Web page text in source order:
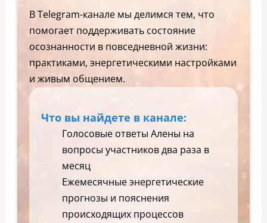
В Telegram-канале мы делимся тем, что
помогает поддерживать состояние
осознанности в повседневной жизни:
практиками, энергетическими настройками
и живым общением.
Что вы найдете в канале:
Голосовые ответы Алены на
вопросы участников два раза в
месяц
Ежемесячные энергетические
прогнозы и пояснения
происходящих процессов